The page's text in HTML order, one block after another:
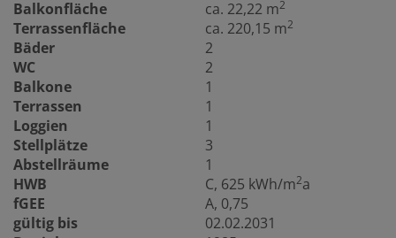
Balkonfläche ca. 22,22 m2
Terrassenfläche ca. 220,15 m2
Bäder
2
WC
2
Balkone
1
Terrassen
1
Loggien
1
Stellplätze
3
Abstellräume
1
HWB
C, 625 kWh/m2a
fGEE
A, 0,75
gültig bis
02.02.2031